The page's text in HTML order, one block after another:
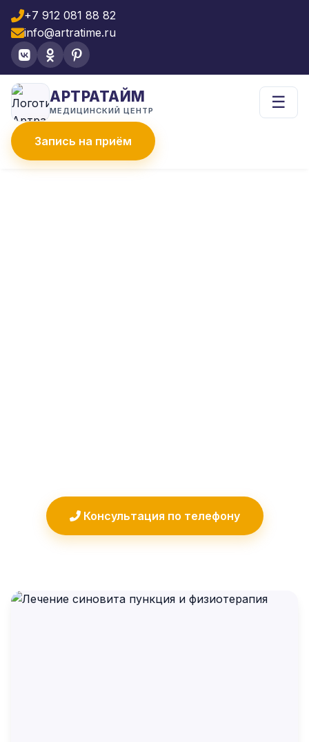
+7 912 081 88 82
info@artratime.ru
АРТРАТАЙМ
МЕДИЦИНСКИЙ ЦЕНТР
Запись на приём
☰
Консультация по телефону